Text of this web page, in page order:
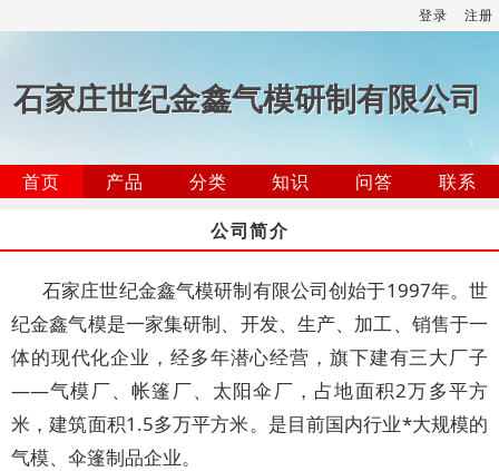
登录 注册
石家庄世纪金鑫气模研制有限公司
首页 产品 分类 知识 问答
联系
公司简介
石家庄世纪金鑫气模研制有限公司创始于1997年。世
纪金鑫气模是一家集研制、开发、生产、加工、销售于一
体的现代化企业，经多年潜心经营，旗下建有三大厂子
——气模厂、帐篷厂、太阳伞厂，占地面积2万多平方
米，建筑面积1.5多万平方米。是目前国内行业*大规模的
气模、伞篷制品企业。